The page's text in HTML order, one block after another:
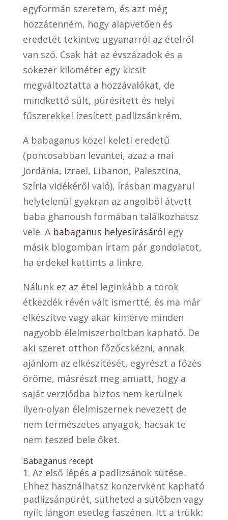
egyformán szeretem, és azt még
hozzátenném, hogy alapvetően és
eredetét tekintve ugyanarról az ételről
van szó. Csak hát az évszázadok és a
sokezer kilométer egy kicsit
megváltoztatta a hozzávalókat, de
mindkettő sült, pürésített és helyi
fűszerekkel ízesített padlizsánkrém.
A babaganus közel keleti eredetű
(pontosabban levantei, azaz a mai
Jordánia, Izrael, Libanon, Palesztina,
Szíria vidékéről való), írásban magyarul
helytelenül gyakran az angolból átvett
baba ghanoush formában találkozhatsz
vele. A babaganus helyesírásáról egy
másik blogomban írtam pár gondolatot,
ha érdekel kattints a linkre.
Nálunk ez az étel leginkább a török
étkezdék révén vált ismertté, és ma már
elkészítve vagy akár kimérve minden
nagyobb élelmiszerboltban kapható. De
aki szeret otthon főzőcskézni, annak
ajánlom az elkészítését, egyrészt a főzés
öröme, másrészt meg amiatt, hogy a
saját verziódba biztos nem kerülnek
ilyen-olyan élelmiszernek nevezett de
nem természetes anyagok, hacsak te
nem teszed bele őket.
Babaganus recept
Az első lépés a padlizsánok sütése.
Ehhez használhatsz konzervként kapható
padlizsánpürét, sütheted a sütőben vagy
nyílt lángon esetleg faszénen. Itt a trükk: